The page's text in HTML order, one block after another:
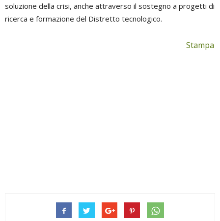
soluzione della crisi, anche attraverso il sostegno a progetti di
ricerca e formazione del Distretto tecnologico.
Stampa